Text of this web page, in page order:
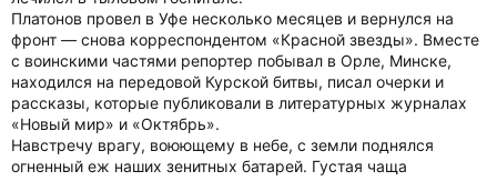
Платонов провел в Уфе несколько месяцев и вернулся на
фронт — снова корреспондентом «Красной звезды». Вместе
с воинскими частями репортер побывал в Орле, Минске,
находился на передовой Курской битвы, писал очерки и
рассказы, которые публиковали в литературных журналах
«Новый мир» и «Октябрь».
Навстречу врагу, воюющему в небе, с земли поднялся
огненный еж наших зенитных батарей. Густая чаща